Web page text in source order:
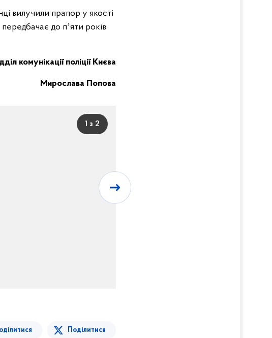
вилучили прапор у якості
до пʼяти років
комунікації поліції Києва
Мирослава Попова
1 з 2
Поділитися